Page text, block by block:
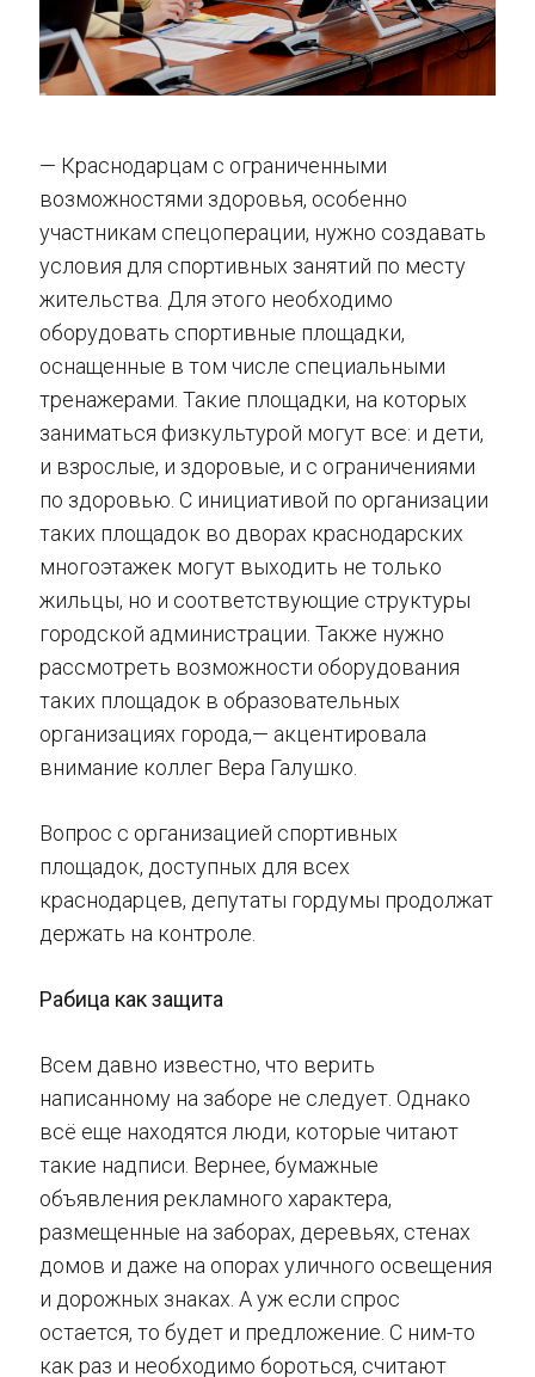
— Краснодарцам с ограниченными
возможностями здоровья, особенно
участникам спецоперации, нужно создавать
условия для спортивных занятий по месту
жительства. Для этого необходимо
оборудовать спортивные площадки,
оснащенные в том числе специальными
тренажерами. Такие площадки, на которых
заниматься физкультурой могут все: и дети,
и взрослые, и здоровые, и с ограничениями
по здоровью. С инициативой по организации
таких площадок во дворах краснодарских
многоэтажек могут выходить не только
жильцы, но и соответствующие структуры
городской администрации. Также нужно
рассмотреть возможности оборудования
таких площадок в образовательных
организациях города,— акцентировала
внимание коллег Вера Галушко.
Вопрос с организацией спортивных
площадок, доступных для всех
краснодарцев, депутаты гордумы продолжат
держать на контроле.
Рабица как защита
Всем давно известно, что верить
написанному на заборе не следует. Однако
всё еще находятся люди, которые читают
такие надписи. Вернее, бумажные
объявления рекламного характера,
размещенные на заборах, деревьях, стенах
домов и даже на опорах уличного освещения
и дорожных знаках. А уж если спрос
остается, то будет и предложение. С ним-то
как раз и необходимо бороться, считают